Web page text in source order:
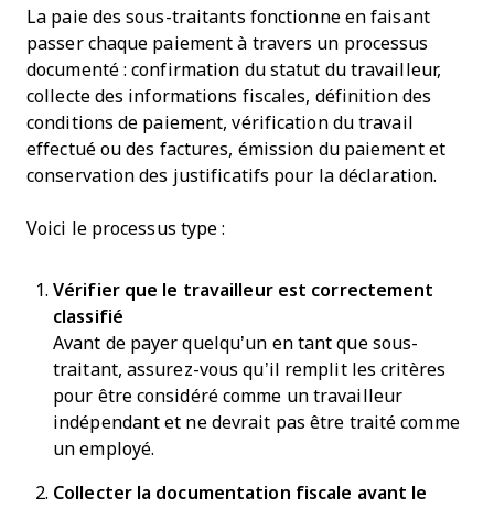
La paie des sous-traitants fonctionne en faisant
passer chaque paiement à travers un processus
documenté : confirmation du statut du travailleur,
collecte des informations fiscales, définition des
conditions de paiement, vérification du travail
effectué ou des factures, émission du paiement et
conservation des justificatifs pour la déclaration.
Voici le processus type :
Vérifier que le travailleur est correctement
classifié
Avant de payer quelqu’un en tant que sous-
traitant, assurez-vous qu’il remplit les critères
pour être considéré comme un travailleur
indépendant et ne devrait pas être traité comme
un employé.
Collecter la documentation fiscale avant le